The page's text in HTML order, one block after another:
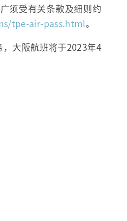
须受有关条款及细则约
tpe-air-pass.html。
大阪航班将于2023年4